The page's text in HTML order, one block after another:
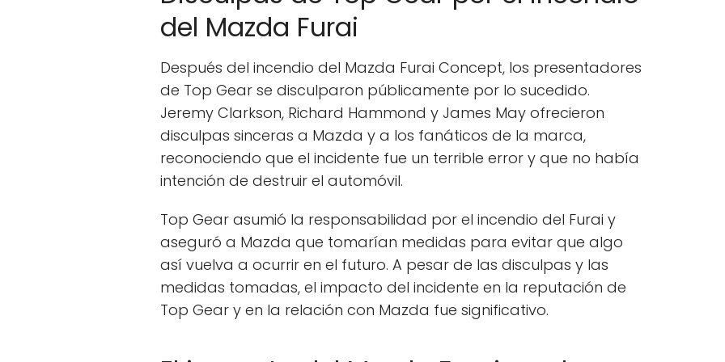
del Mazda Furai
Después del incendio del Mazda Furai Concept, los presentadores
de Top Gear se disculparon públicamente por lo sucedido.
Jeremy Clarkson, Richard Hammond y James May ofrecieron
disculpas sinceras a Mazda y a los fanáticos de la marca,
reconociendo que el incidente fue un terrible error y que no había
intención de destruir el automóvil.
Top Gear asumió la responsabilidad por el incendio del Furai y
aseguró a Mazda que tomarían medidas para evitar que algo
así vuelva a ocurrir en el futuro. A pesar de las disculpas y las
medidas tomadas, el impacto del incidente en la reputación de
Top Gear y en la relación con Mazda fue significativo.